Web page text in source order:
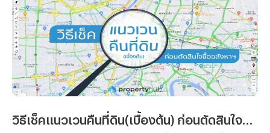
คอนโด คือเรื่องที่จะสร้างความปวดหัวไม่น้อยสำหรับใครที่ไม่
เคยทำความเข้าใจมาก่อน